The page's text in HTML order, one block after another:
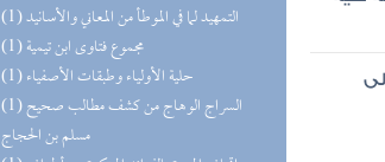
(1) التمهيد لما في الموطأ من المعاني والأسانيد
(1) مجموع فتاوى ابن تيمية
(1) حلية الأولياء وطبقات الأصفياء
(1) السراج الوهاج من كشف مطالب صحيح
مسلم بن الحجاج